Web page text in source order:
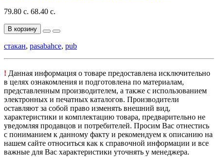
79.80 с. 68.40 с.
В корзину
стакан, pasabahce, pub
! Данная информация о товаре предоставлена исключительно
в целях ознакомления и подготовлена по материалам,
представленным производителем, а также с использованием
электронных и печатных каталогов. Производители
оставляют за собой право изменять внешний вид,
характеристики и комплектацию товара, предварительно не
уведомляя продавцов и потребителей. Просим Вас отнестись
с пониманием к данному факту и рекомендуем к описанию на
нашем сайте относиться как к справочной информации и все
важные для Вас характеристики уточнять у менеджера.